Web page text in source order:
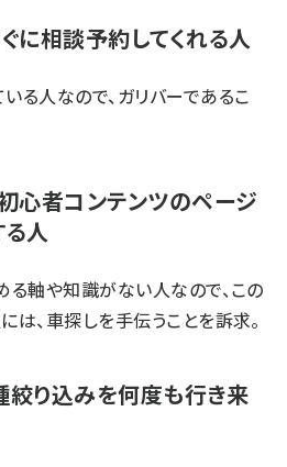
に相談予約してくれる人
る人なので、ガリバーであるこ
心者コンテンツのページ
人
る軸や知識がない人なので、この
、車探しを手伝うことを訴求。
り込みを何度も行き来